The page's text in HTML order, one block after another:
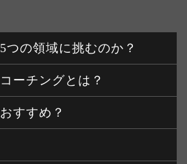
つの領域に挑むのか？
ーチングとは？
すすめ？